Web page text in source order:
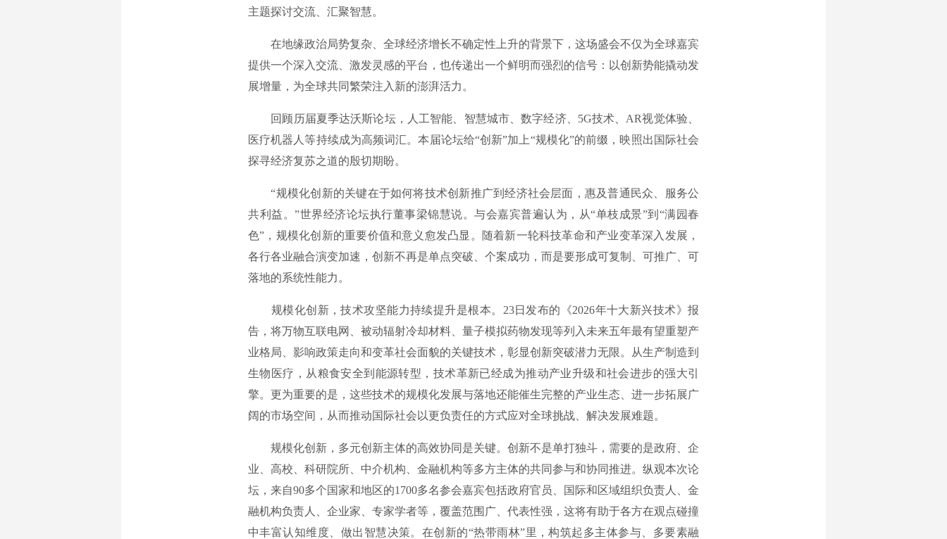
主题探讨交流、汇聚智慧。
在地缘政治局势复杂、全球经济增长不确定性上升的背景下，这场盛会不仅为全球嘉宾
提供一个深入交流、激发灵感的平台，也传递出一个鲜明而强烈的信号：以创新势能撬动发
展增量，为全球共同繁荣注入新的澎湃活力。
回顾历届夏季达沃斯论坛，人工智能、智慧城市、数字经济、5G技术、AR视觉体验、
医疗机器人等持续成为高频词汇。本届论坛给“创新”加上“规模化”的前缀，映照出国际社会
探寻经济复苏之道的殷切期盼。
“规模化创新的关键在于如何将技术创新推广到经济社会层面，惠及普通民众、服务公
共利益。”世界经济论坛执行董事梁锦慧说。与会嘉宾普遍认为，从“单枝成景”到“满园春
色”，规模化创新的重要价值和意义愈发凸显。随着新一轮科技革命和产业变革深入发展，
各行各业融合演变加速，创新不再是单点突破、个案成功，而是要形成可复制、可推广、可
落地的系统性能力。
规模化创新，技术攻坚能力持续提升是根本。23日发布的《2026年十大新兴技术》报
告，将万物互联电网、被动辐射冷却材料、量子模拟药物发现等列入未来五年最有望重塑产
业格局、影响政策走向和变革社会面貌的关键技术，彰显创新突破潜力无限。从生产制造到
生物医疗，从粮食安全到能源转型，技术革新已经成为推动产业升级和社会进步的强大引
擎。更为重要的是，这些技术的规模化发展与落地还能催生完整的产业生态、进一步拓展广
阔的市场空间，从而推动国际社会以更负责任的方式应对全球挑战、解决发展难题。
规模化创新，多元创新主体的高效协同是关键。创新不是单打独斗，需要的是政府、企
业、高校、科研院所、中介机构、金融机构等多方主体的共同参与和协同推进。纵观本次论
坛，来自90多个国家和地区的1700多名参会嘉宾包括政府官员、国际和区域组织负责人、金
融机构负责人、企业家、专家学者等，覆盖范围广、代表性强，这将有助于各方在观点碰撞
中丰富认知维度、做出智慧决策。在创新的“热带雨林”里，构筑起多主体参与、多要素融